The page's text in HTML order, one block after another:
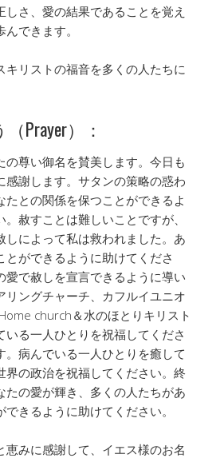
しさ、愛の結果であることを覚え
できます。
キリストの福音を多くの人たちに
Prayer）：
の尊い御名を賛美します。今日も
感謝します。サタンの策略の惑わ
たとの関係を保つことができるよ
赦すことは難しいことですが、
しによって私は救われました。あ
とができるように助けてくださ
愛で赦しを宣言できるように導い
リングチャーチ、カフルイユニオ
church＆水のほとりキリスト
いる一人ひとりを祝福してくださ
。病んでいる一人ひとりを癒して
界の政治を祝福してください。終
たの愛が輝き、多くの人たちがあ
きるように助けてください。
恵みに感謝して、イエス様のお名